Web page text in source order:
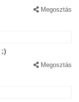
Megosztás
;)
Megosztás